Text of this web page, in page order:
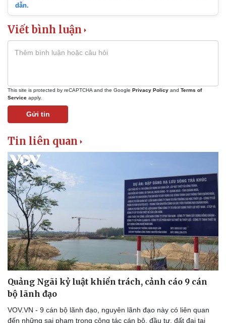
Kinh tế
Khởi nghiệp
Tỷ giá
dẫn.
Viết bình luận
This site is protected by reCAPTCHA and the Google Privacy Policy and Terms of
Service apply.
Gửi tin
Tin liên quan
Quảng Ngãi kỷ luật khiển trách, cảnh cáo 9 cán
bộ lãnh đạo
VOV.VN - 9 cán bộ lãnh đạo, nguyên lãnh đạo này có liên quan
đến những sai phạm trong công tác cán bộ, đầu tư, đất đai tại